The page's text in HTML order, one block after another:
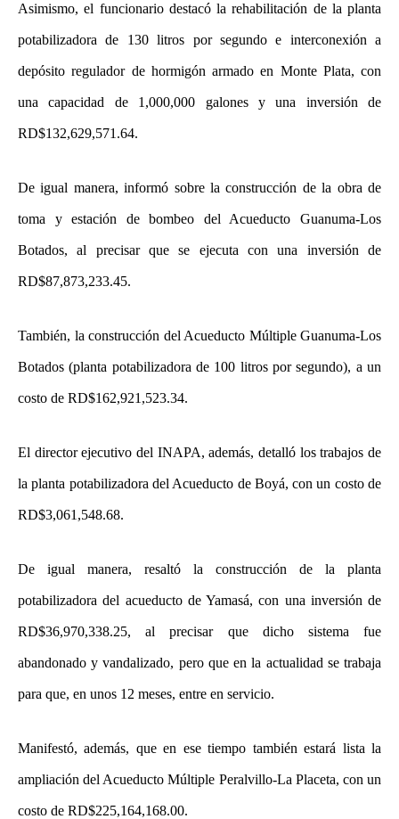
Asimismo, el funcionario destacó la rehabilitación de la planta
potabilizadora de 130 litros por segundo e interconexión a
depósito regulador de hormigón armado en Monte Plata, con
una capacidad de 1,000,000 galones y una inversión de
RD$132,629,571.64.
De igual manera, informó sobre la construcción de la obra de
toma y estación de bombeo del Acueducto Guanuma-Los
Botados, al precisar que se ejecuta con una inversión de
RD$87,873,233.45.
También, la construcción del Acueducto Múltiple Guanuma-Los
Botados (planta potabilizadora de 100 litros por segundo), a un
costo de RD$162,921,523.34.
El director ejecutivo del INAPA, además, detalló los trabajos de
la planta potabilizadora del Acueducto de Boyá, con un costo de
RD$3,061,548.68.
De igual manera, resaltó la construcción de la planta
potabilizadora del acueducto de Yamasá, con una inversión de
RD$36,970,338.25, al precisar que dicho sistema fue
abandonado y vandalizado, pero que en la actualidad se trabaja
para que, en unos 12 meses, entre en servicio.
Manifestó, además, que en ese tiempo también estará lista la
ampliación del Acueducto Múltiple Peralvillo-La Placeta, con un
costo de RD$225,164,168.00.